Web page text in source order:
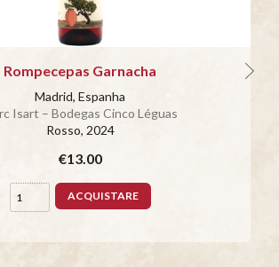
Rompecepas Garnacha
Madrid, Espanha
Isart – Bodegas Cinco Léguas
Rosso, 2024
€13.00
ACQUISTARE